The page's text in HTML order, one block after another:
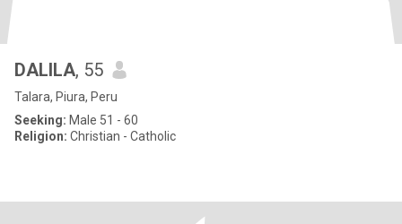
DALILA, 55
Talara, Piura, Peru
Seeking: Male 51 - 60
Religion: Christian - Catholic